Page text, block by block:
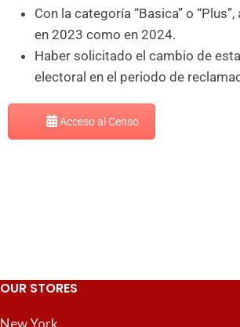
Con la categoría “Basica” o
en 2023 como en 2024.
Haber solicitado el cambio de
electoral en el periodo de
Acceso al Censo
OUR STORES
New York